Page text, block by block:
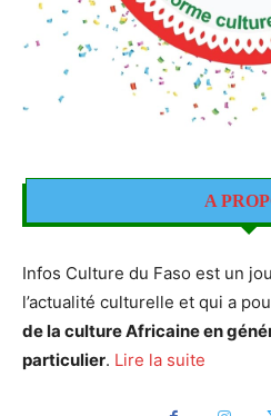
A
Infos Culture du Faso est un
l’actualité culturelle et qui a
de la culture Africaine en
particulier. Lire la suite